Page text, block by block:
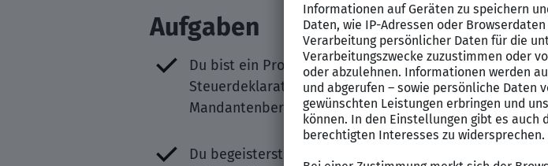
Aufgaben
Du bist ein Profi in der Steuerberatung und
Steuerdeklaration, die Abschlusserstellung
Mandantenberatung.
Du begeisterst durch deine Ideen und Impulse – ob